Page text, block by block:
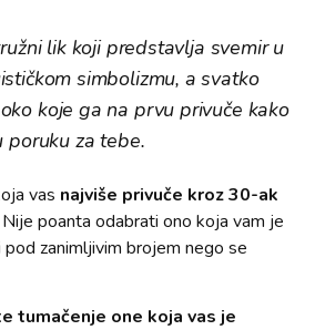
lik koji predstavlja svemir u
simbolizmu, a svatko
koje ga na prvu privuče kako
poruku za tebe.
vas najviše privuče kroz 30-ak
poanta odabrati ono koja vam je
zanimljivim brojem nego se
tumačenje one koja vas je